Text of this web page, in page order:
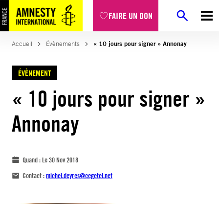
FAIRE UN DON
Accueil Évènements « 10 jours pour signer » Annonay
ÉVÈNEMENT
« 10 jours pour signer »
Annonay
Quand :Le 30 Nov 2018
Contact :michel.deyres@cegetel.net